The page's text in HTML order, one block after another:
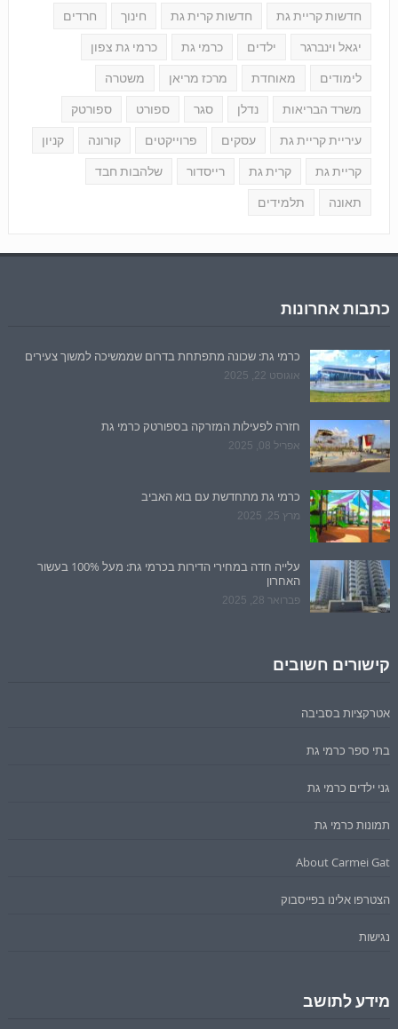
חדשות קריית גת חדשות קרית גת חינוך חרדים
יגאל וינברגר ילדים כרמי גת כרמי גת צפון
לימודים מאוחדת מרכז מריאן משטרה
משרד הבריאות נדלן סגר ספורט ספורטק
עיריית קריית גת עסקים פרוייקטים קורונה קניון
קריית גת קרית גת רייסדור שלהבות חבד
תאונה תלמידים
כתבות אחרונות
כרמי גת: שכונה מתפתחת בדרום שממשיכה למשוך צעירים
אוגוסט 22, 2025
חזרה לפעילות המזרקה בספורטק כרמי גת
אפריל 08, 2025
כרמי גת מתחדשת עם בוא האביב
מרץ 25, 2025
עלייה חדה במחירי הדירות בכרמי גת: מעל 100% בעשור
האחרון
פברואר 28, 2025
קישורים חשובים
אטרקציות בסביבה
בתי ספר כרמי גת
גני ילדים כרמי גת
תמונות כרמי גת
About Carmei Gat
הצטרפו אלינו בפייסבוק
נגישות
מידע לתושב